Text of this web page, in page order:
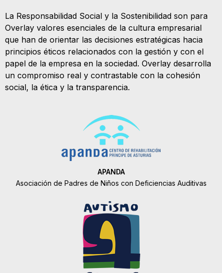
La Responsabilidad Social y la Sostenibilidad son para
Overlay valores esenciales de la cultura empresarial
que han de orientar las decisiones estratégicas hacia
principios éticos relacionados con la gestión y con el
papel de la empresa en la sociedad. Overlay desarrolla
un compromiso real y contrastable con la cohesión
social, la ética y la transparencia.
APANDA
Asociación de Padres de Niños con Deficiencias Auditivas